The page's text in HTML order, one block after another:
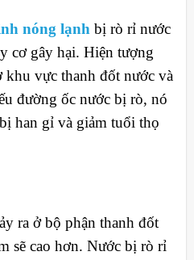
nóng lạnh bị rò rỉ nước
cơ gây hại. Hiện tượng
khu vực thanh đốt nước và
đường ốc nước bị rò, nó
han gỉ và giảm tuổi thọ
ra ở bộ phận thanh đốt
sẽ cao hơn. Nước bị rò rỉ